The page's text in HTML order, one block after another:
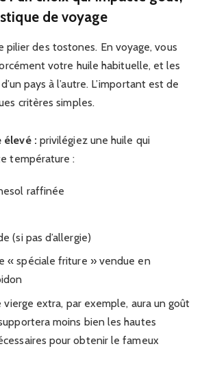
de voyage
pilier des tostones. En voyage, vous
votre huile habituelle, et les
pays à l’autre. L’important est de
critères simples.
élevé : privilégiez une huile qui
température :
raffinée
(si pas d’allergie)
« spéciale friture » vendue en
vierge extra, par exemple, aura un goût
moins bien les hautes
pour obtenir le fameux